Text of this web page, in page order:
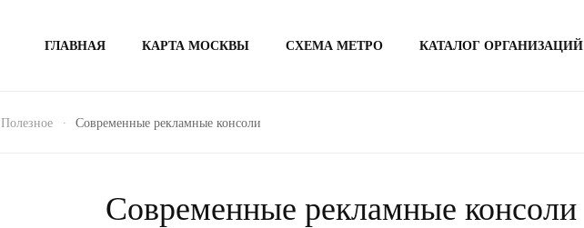
ГЛАВНАЯ КАРТА МОСКВЫ СХЕМА МЕТРО КАТАЛОГ ОРГАНИЗАЦИЙ
Полезное Современные рекламные консоли
Современные рекламные консоли